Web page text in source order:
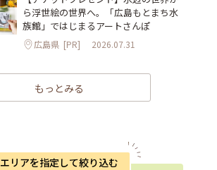
ら浮世絵の世界へ。「広島もとまち水
族館」ではじまるアートさんぽ
広島県 [PR] 2026.07.31
もっとみる
エリアを指定して絞り込む